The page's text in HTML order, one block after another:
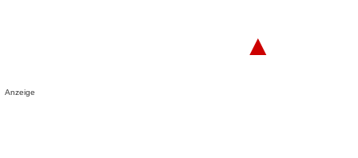
▲
Anzeige